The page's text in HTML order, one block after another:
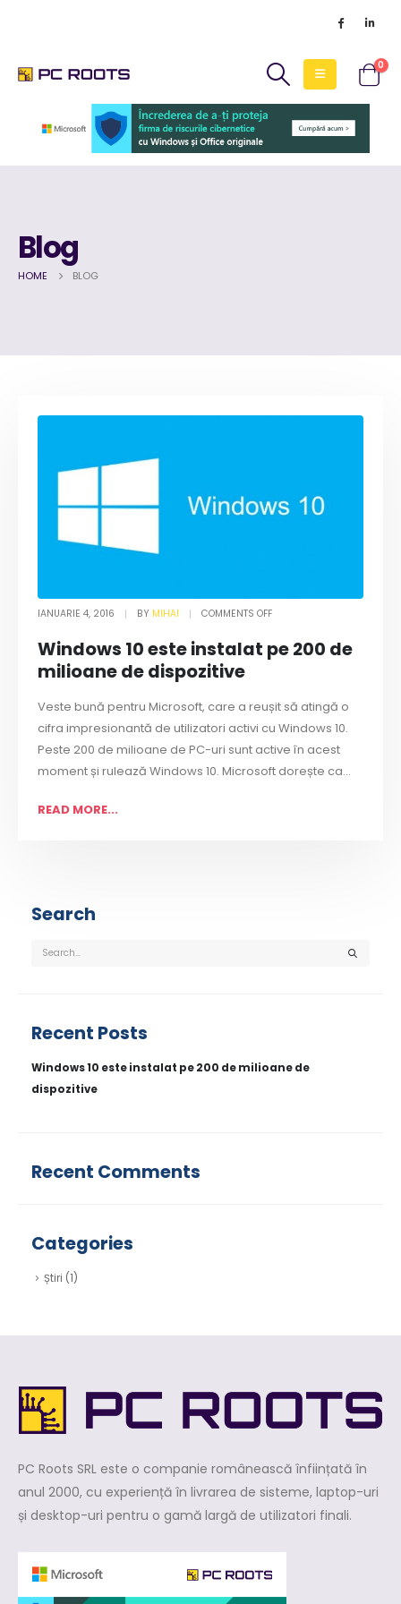
0
Blog
HOME BLOG
IANUARIE 4, 2016 BY MIHAI COMMENTS OFF
Windows 10 este instalat pe 200 de
milioane de dispozitive
Veste bună pentru Microsoft, care a reușit să atingă o
cifra impresionantă de utilizatori activi cu Windows 10.
Peste 200 de milioane de PC-uri sunt active în acest
moment și rulează Windows 10. Microsoft dorește ca...
READ MORE...
Search
Recent Posts
Windows 10 este instalat pe 200 de milioane de
dispozitive
Recent Comments
Categories
Știri (1)
PC Roots SRL este o companie românească înființată în
anul 2000, cu experiență în livrarea de sisteme, laptop-uri
și desktop-uri pentru o gamă largă de utilizatori finali.